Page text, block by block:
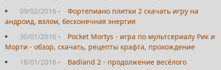
09/02/2016 -
Фортепиано плитки 2 скачать игру на
андроид, взлом, бесконечная энергия
30/01/2016 -
Pocket Mortys - игра по мультсериалу Рик и
Морти - обзор, скачать, рецепты крафта, прохождение
18/01/2016 -
Badland 2 - продолжение весёлого